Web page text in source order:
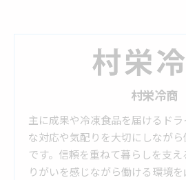
村栄冷商
主に成果や冷凍食品を届けるド
な対応や気配りを大切にしなが
です。信頼を重ねて暮らしを支
りがいを感じながら働ける環境